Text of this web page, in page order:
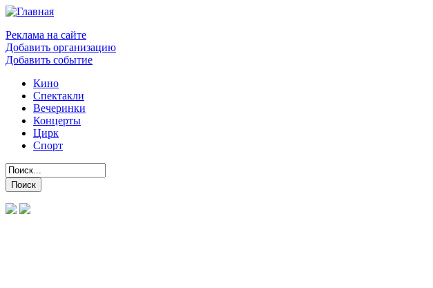
Реклама на сайте
Добавить организацию
Добавить событие
Кино
Спектакли
Вечеринки
Концерты
Цирк
Спорт